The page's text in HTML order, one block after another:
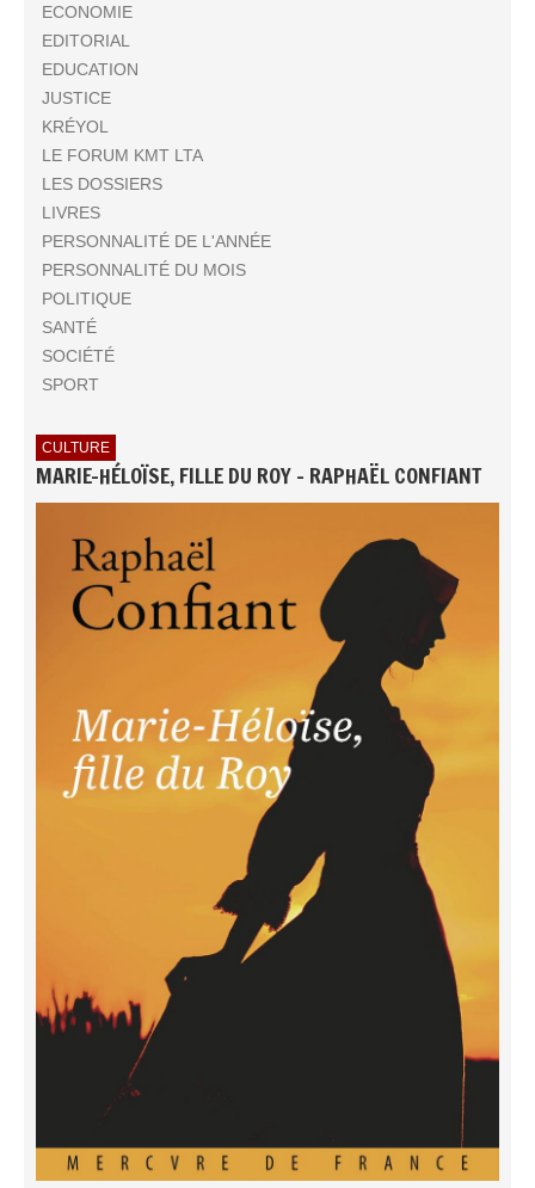
ECONOMIE
EDITORIAL
EDUCATION
JUSTICE
KRÉYOL
LE FORUM KMT LTA
LES DOSSIERS
LIVRES
PERSONNALITÉ DE L'ANNÉE
PERSONNALITÉ DU MOIS
POLITIQUE
SANTÉ
SOCIÉTÉ
SPORT
CULTURE
MARIE-HÉLOÏSE, FILLE DU ROY - RAPHAËL CONFIANT